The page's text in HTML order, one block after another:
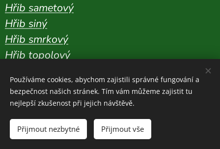
Hřib sametový
Hřib siný
Hřib smrkový
Hřib topolový
Hřib zlatokořenný
Hřib žlučník
Hřib žlutomasý
Hvězdnatka ozdobná
Používáme cookies, abychom zajistili správné fungování a
bezpečnost našich stránek. Tím vám můžeme zajistit tu
nejlepší zkušenost při jejich návštěvě.
Přijmout nezbytné Přijmout vše